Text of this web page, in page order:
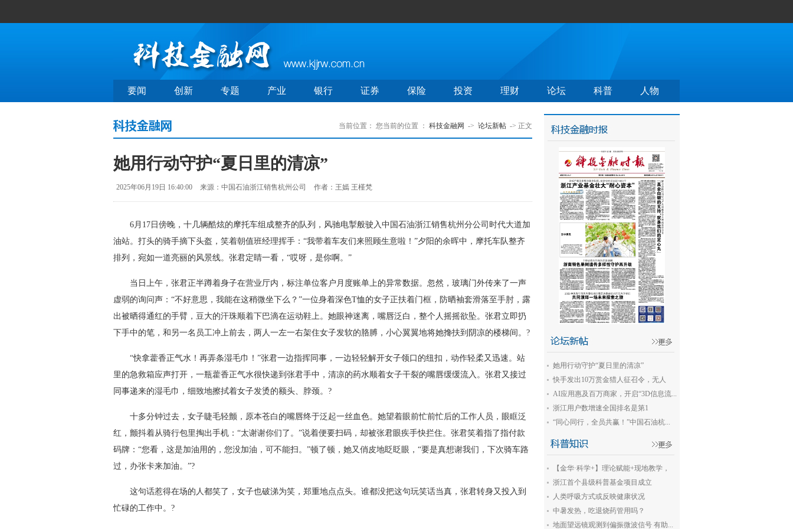
要闻 创新 专题 产业 银行 证券 保险 投资 理财 论坛 科普 人物
当前位置： 您当前的位置 ： 科技金融网 -> 论坛新帖 -> 正文
她用行动守护“夏日里的清凉”
2025年06月19日 16:40:00 来源：中国石油浙江销售杭州公司 作者：王嫣 王槿梵
6月17日傍晚，十几辆酷炫的摩托车组成整齐的队列，风驰电掣般驶入中国石油浙江销售杭州分公司时代大道加
油站。打头的骑手摘下头盔，笑着朝值班经理挥手：“我带着车友们来照顾生意啦！”夕阳的余晖中，摩托车队整齐
排列，宛如一道亮丽的风景线。张君定睛一看，“哎呀，是你啊。”
当日上午，张君正半蹲着身子在营业厅内，标注单位客户月度账单上的异常数据。忽然，玻璃门外传来了一声
虚弱的询问声：“不好意思，我能在这稍微坐下么？”一位身着深色T恤的女子正扶着门框，防晒袖套滑落至手肘，露
出被晒得通红的手臂，豆大的汗珠顺着下巴滴在运动鞋上。她眼神迷离，嘴唇泛白，整个人摇摇欲坠。张君立即扔
下手中的笔，和另一名员工冲上前去，两人一左一右架住女子发软的胳膊，小心翼翼地将她搀扶到阴凉的楼梯间。?
“快拿藿香正气水！再弄条湿毛巾！”张君一边指挥同事，一边轻轻解开女子领口的纽扣，动作轻柔又迅速。站
里的急救箱应声打开，一瓶藿香正气水很快递到张君手中，清凉的药水顺着女子干裂的嘴唇缓缓流入。张君又接过
同事递来的湿毛巾，细致地擦拭着女子发烫的额头、脖颈。?
十多分钟过去，女子睫毛轻颤，原本苍白的嘴唇终于泛起一丝血色。她望着眼前忙前忙后的工作人员，眼眶泛
红，颤抖着从骑行包里掏出手机：“太谢谢你们了。”说着便要扫码，却被张君眼疾手快拦住。张君笑着指了指付款
码牌：“您看，这是加油用的，您没加油，可不能扫。”顿了顿，她又俏皮地眨眨眼，“要是真想谢我们，下次骑车路
过，办张卡来加油。”?
这句话惹得在场的人都笑了，女子也破涕为笑，郑重地点点头。谁都没把这句玩笑话当真，张君转身又投入到
忙碌的工作中。?
她用行动守护“夏日里的清凉”
快手发出10万赏金猎人征召令，无人
机...
AI应用惠及百万商家，开启“3D信息流...
浙江用户数增速全国排名是第1
名，“银...
“同心同行，全员共赢！”中国石油杭...
【金华·科学+】理论赋能+现地教学，
新...
浙江首个县级科普基金项目成立
人类呼吸方式或反映健康状况
中暑发热，吃退烧药管用吗？
地面望远镜观测到偏振微波信号 有助...